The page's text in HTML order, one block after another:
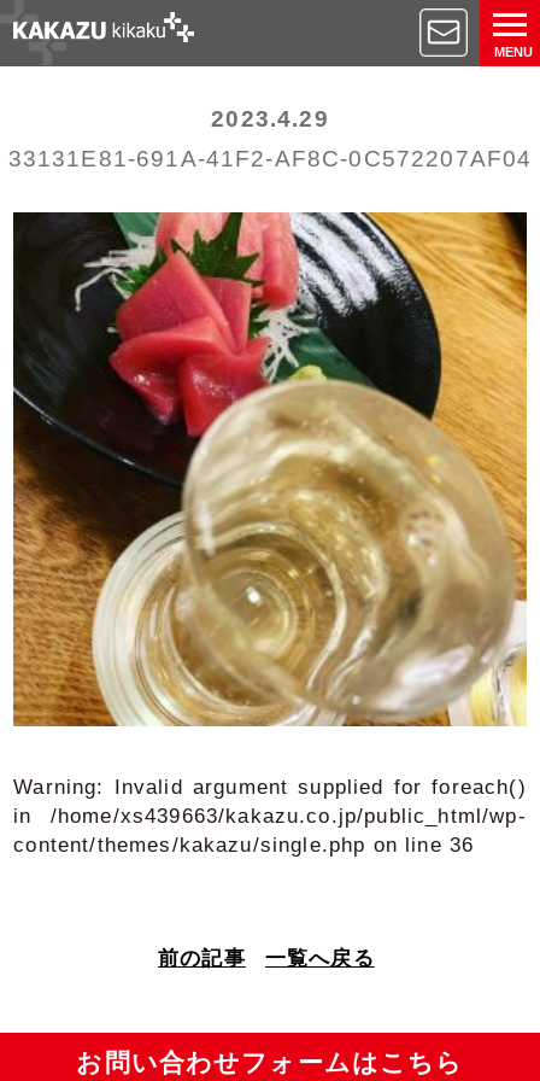
MENU
2023.4.29
33131E81-691A-41F2-AF8C-0C572207AF04
Warning: Invalid argument supplied for foreach()
in /home/xs439663/kakazu.co.jp/public_html/wp-
content/themes/kakazu/single.php on line 36
前の記事 一覧へ戻る
お問い合わせフォームはこちら